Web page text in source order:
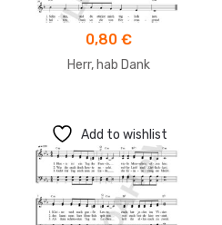
0,80 €
Herr, hab Dank
Add to wishlist